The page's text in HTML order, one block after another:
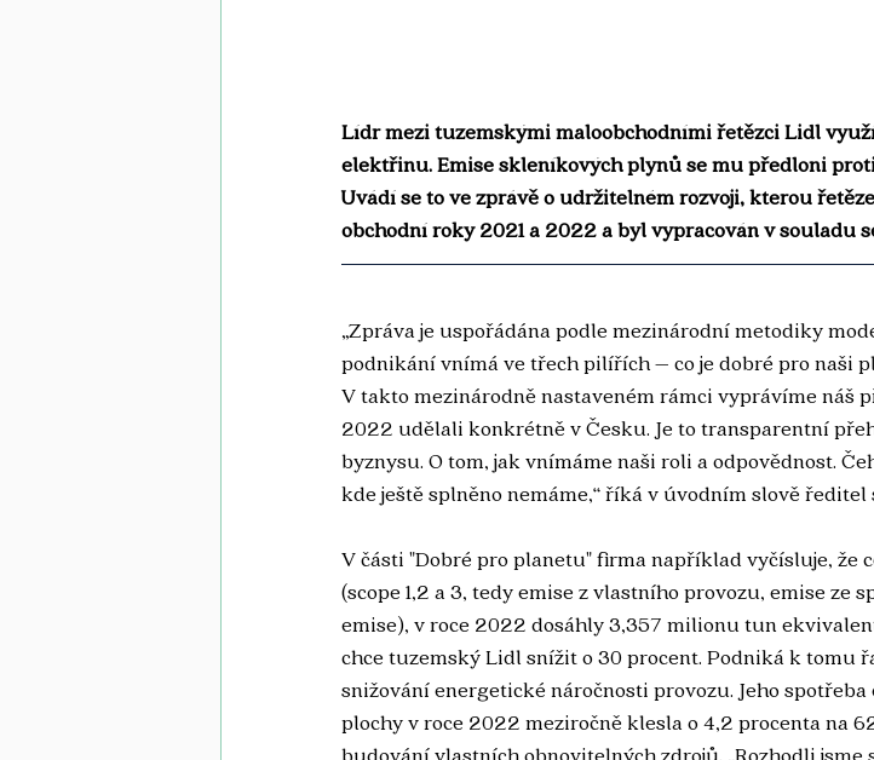
Lídr mezi tuzemskými maloobchodními řetězci Lidl
elektřinu. Emise skleníkových plynů se mu předloni
Uvádí se to ve zprávě o udržitelném rozvoji, kterou
obchodní roky 2021 a 2022 a byl vypracován v souladu
„Zpráva je uspořádána podle mezinárodní metodiky
podnikání vnímá ve třech pilířích – co je dobré pro naši
V takto mezinárodně nastaveném rámci vyprávíme náš
2022 udělali konkrétně v Česku. Je to transparentní
byznysu. O tom, jak vnímáme naši roli a odpovědnost.
kde ještě splněno nemáme,“ říká v úvodním slově
V části "Dobré pro planetu" firma například vyčísluje, že
(scope 1,2 a 3, tedy emise z vlastního provozu, emise ze
emise), v roce 2022 dosáhly 3,357 milionu tun
chce tuzemský Lidl snížit o 30 procent. Podniká k
snižování energetické náročnosti provozu. Jeho
plochy v roce 2022 meziročně klesla o 4,2 procenta na
budování vlastních obnovitelných zdrojů. „Rozhodli